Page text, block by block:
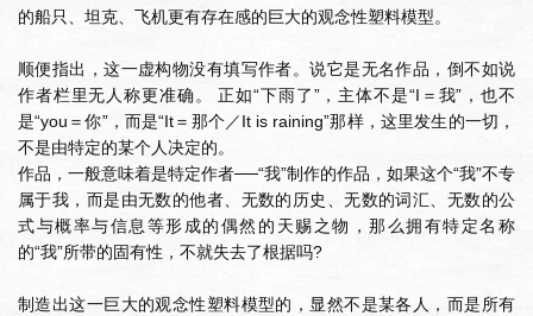
的船只、坦克、飞机更有存在感的巨大的观念性塑料模型。
顺便指出，这一虚构物没有填写作者。说它是无名作品，倒不如说
作者栏里无人称更准确。 正如“下雨了”，主体不是“I＝我”，也不
是“you＝你”，而是“It＝那个／It is raining”那样，这里发生的一切，
不是由特定的某个人决定的。
作品，一般意味着是特定作者──“我”制作的作品，如果这个“我”不专
属于我，而是由无数的他者、无数的历史、无数的词汇、无数的公
式与概率与信息等形成的偶然的天赐之物，那么拥有特定名称
的“我”所带的固有性，不就失去了根据吗?
制造出这一巨大的观念性塑料模型的，显然不是某各人，而是所有